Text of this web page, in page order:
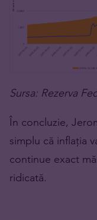
Sursa: Rezerva
În concluzie,
simplu că inflația
continue exact
ridicată.